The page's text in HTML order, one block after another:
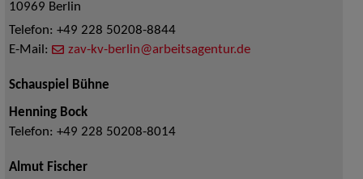
10969 Berlin
Telefon: +49 228 50208-8844
E-Mail:
zav-kv-berlin@arbeitsagentur.de
Schauspiel Bühne
Henning Bock
Telefon: +49 228 50208-8014
Almut Fischer